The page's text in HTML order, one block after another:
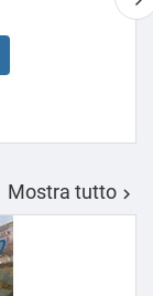
Mostra tutto 